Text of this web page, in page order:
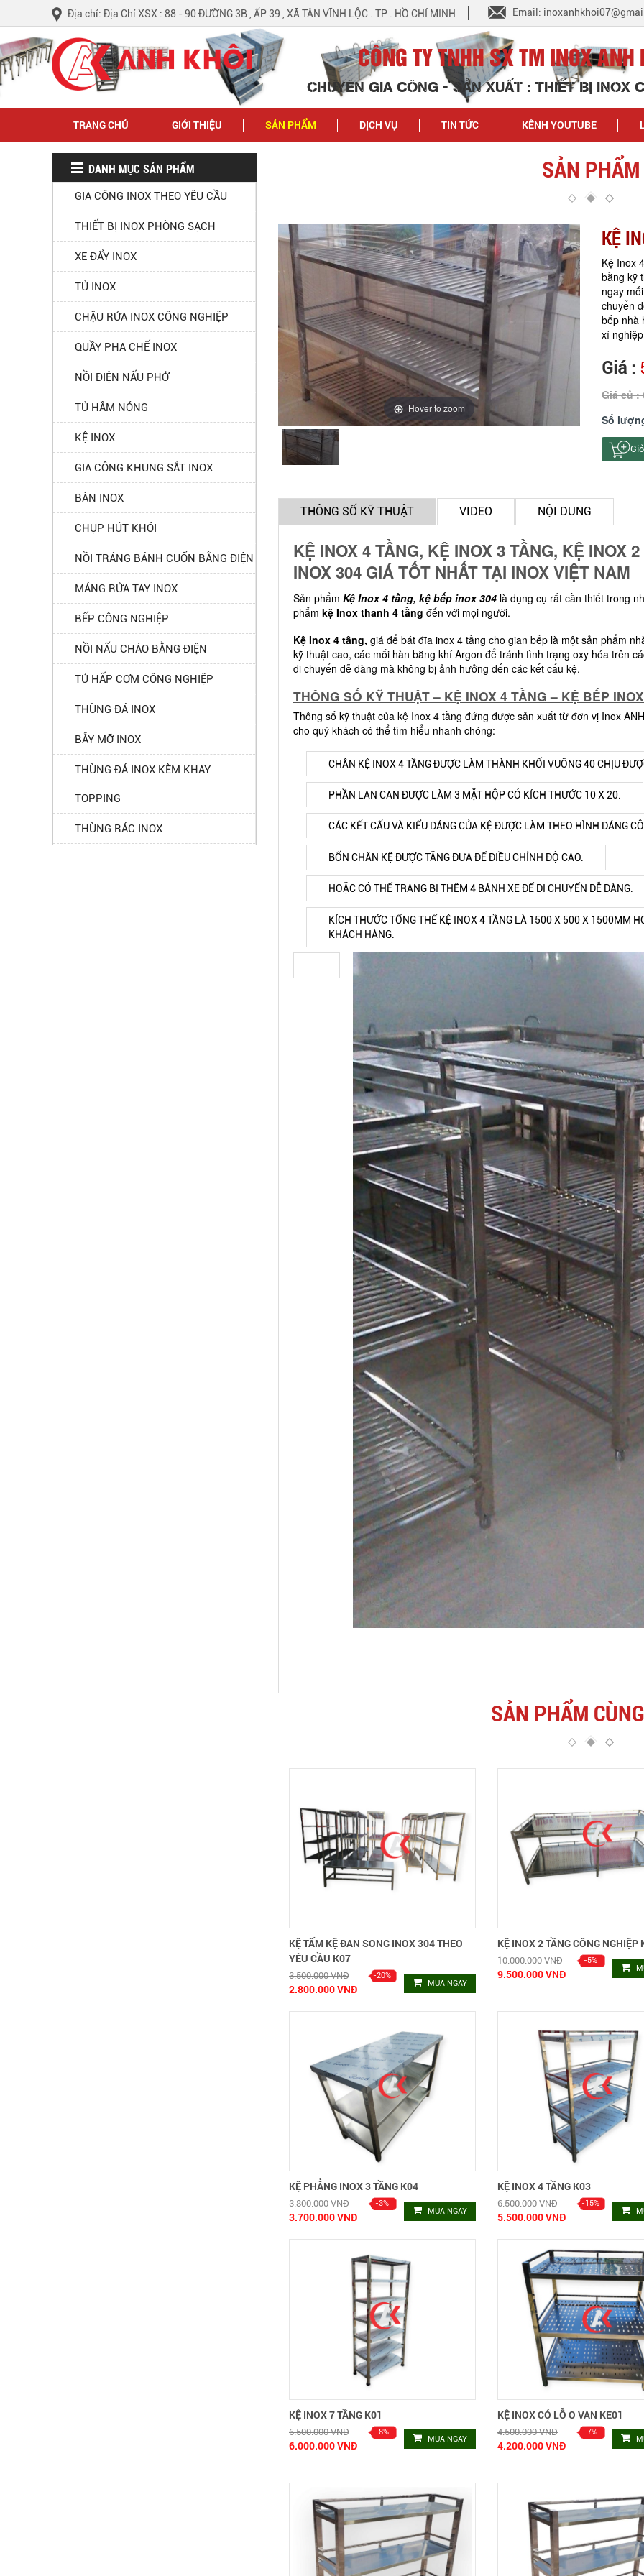
Địa chỉ: Địa Chỉ XSX : 88 - 90 ĐƯỜNG 3B , ẤP 39 , XÃ TÂN VĨNH LỘC . TP . HỒ CHÍ MINH Email:
CÔNG TY TNHH SX TM INOX ANH
CHUYÊN GIA CÔNG - SẢN XUẤT : THIẾT BỊ INOX
TRANG CHỦ GIỚI THIỆU SẢN PHẨM DỊCH VỤ TIN TỨC KÊNH YOUTUBE
DANH MỤC SẢN PHẨM
GIA CÔNG INOX THEO YÊU CẦU
THIẾT BỊ INOX PHÒNG SẠCH
XE ĐẨY INOX
TỦ INOX
CHẬU RỬA INOX CÔNG NGHIỆP
QUẦY PHA CHẾ INOX
NỒI ĐIỆN NẤU PHỞ
TỦ HÂM NÓNG
KỆ INOX
GIA CÔNG KHUNG SẮT INOX
BÀN INOX
CHỤP HÚT KHÓI
NỒI TRÁNG BÁNH CUỐN BẰNG ĐIỆN
MÁNG RỬA TAY INOX
BẾP CÔNG NGHIỆP
NỒI NẤU CHÁO BẰNG ĐIỆN
TỦ HẤP CƠM CÔNG NGHIỆP
THÙNG ĐÁ INOX
BẪY MỠ INOX
THÙNG ĐÁ INOX KÈM KHAY
TOPPING
THÙNG RÁC INOX
SẢN PHẨM
Hover to zoom
KỆ
Kệ Inox
bằng kỹ
ngay
chuyển
bếp nhà
xí
Giá :
Giá củ :
Số
THÔNG SỐ KỸ THUẬT VIDEO NỘI DUNG
KỆ INOX 4 TẦNG, KỆ INOX 3 TẦNG, KỆ INOX
INOX 304 GIÁ TỐT NHẤT TẠI INOX VIỆT NAM
Sản phẩm Kệ Inox 4 tầng, kệ bếp inox 304 là dụng cụ rất cần thiết trong
phẩm kệ Inox thanh 4 tầng đến với mọi người.
Kệ Inox 4 tầng, giá để bát đĩa inox 4 tầng cho gian bếp là một sản phẩm
kỹ thuật cao, các mối hàn bằng khí Argon để tránh tình trạng oxy hóa trên
di chuyển dễ dàng mà không bị ảnh hưởng đến các kết cấu kệ.
THÔNG SỐ KỸ THUẬT – KỆ INOX 4 TẦNG – KỆ BẾP
Thông số kỹ thuật của kệ Inox 4 tầng đứng được sản xuất từ đơn vị Inox
cho quý khách có thể tìm hiểu nhanh chóng:
CHÂN KỆ INOX 4 TẦNG ĐƯỢC LÀM THÀNH KHỐI VUÔNG 40 CHỊU
PHẦN LAN CAN ĐƯỢC LÀM 3 MẶT HỘP CÓ KÍCH THƯỚC 10 X 20.
CÁC KẾT CẤU VÀ KIỂU DÁNG CỦA KỆ ĐƯỢC LÀM THEO HÌNH DÁNG
BỐN CHÂN KỆ ĐƯỢC TĂNG ĐƯA ĐỂ ĐIỀU CHỈNH ĐỘ CAO.
HOẶC CÓ THỂ TRANG BỊ THÊM 4 BÁNH XE ĐỂ DI CHUYỂN DỄ DÀNG.
KÍCH THƯỚC TỔNG THỂ KỆ INOX 4 TẦNG LÀ 1500 X 500 X 1500MM
KHÁCH HÀNG.
SẢN PHẨM
KỆ TẤM KỆ ĐAN SONG INOX 304 THEO
YÊU CẦU K07
3.500.000 VNĐ
2.800.000 VNĐ MUA NGAY
KỆ INOX 2 TẦNG CÔNG NGHIỆP
10.000.000 VNĐ
9.500.000 VNĐ
KỆ PHẲNG INOX 3 TẦNG K04
3.800.000 VNĐ
3.700.000 VNĐ MUA NGAY
KỆ INOX 4 TẦNG K03
6.500.000 VNĐ
5.500.000 VNĐ
KỆ INOX 7 TẦNG K01
6.500.000 VNĐ
6.000.000 VNĐ MUA NGAY
KỆ INOX CÓ LỖ O VAN KE01
4.500.000 VNĐ
4.200.000 VNĐ